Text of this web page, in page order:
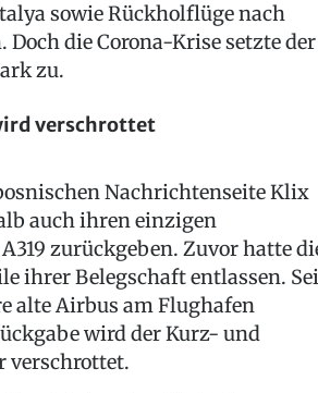
sowie Rückholflüge nach
die Corona-Krise setzte der
zu.
verschrottet
Nachrichtenseite Klix
auch ihren einzigen
zurückgeben. Zuvor hatte
ihrer Belegschaft entlassen.
alte Airbus am Flughafen
wird der Kurz- und
verschrottet.